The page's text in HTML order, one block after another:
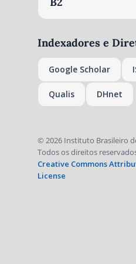
Indexadores e
Google Scholar
Qualis DHnet
© 2026 Instituto Brasileiro
Todos os direitos
Creative Commons
License